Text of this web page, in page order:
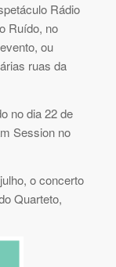
Rádio
Ruído, no
ou
ruas da
no dia 22 de
Session no
o concerto
Quarteto,